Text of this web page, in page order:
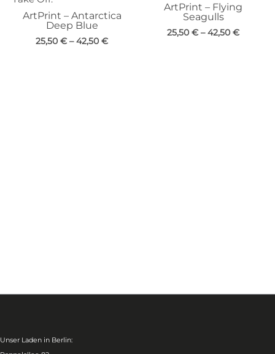
ArtPrint – Antarctica
Deep Blue
25,50 € –42,50 €
ArtPrint – Flying
Seagulls
25,50 € –42,50 €
Unser Laden in Berlin: